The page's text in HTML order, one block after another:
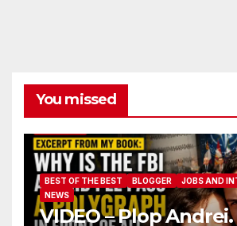
You missed
BEST OF THE BEST BLOGGER
JOBS AND
NEWS
VIDEO – Plop